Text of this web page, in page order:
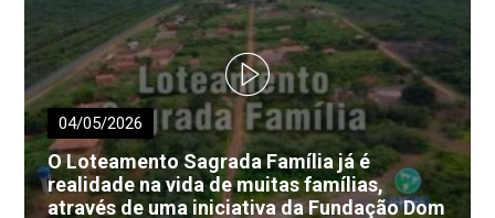
04/05/2026
O Loteamento Sagrada Família já é
realidade na vida de muitas famílias,
através de uma iniciativa da Fundação Dom